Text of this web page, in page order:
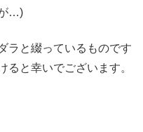
…)
ラと綴っているものです
ると幸いでございます。